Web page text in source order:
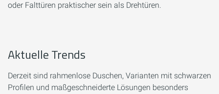
oder Falttüren praktischer sein als Drehtüren.
Aktuelle Trends
Derzeit sind rahmenlose Duschen, Varianten mit schwarzen
Profilen und maßgeschneiderte Lösungen besonders